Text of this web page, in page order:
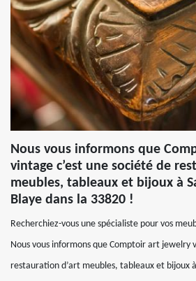
Nous vous informons que
vintage c’est une société de
meubles, tableaux et bijoux à
Blaye dans la 33820 !
Recherchiez-vous une spécialiste pour vos
Nous vous informons que Comptoir art jewelry
restauration d’art meubles, tableaux et bijoux